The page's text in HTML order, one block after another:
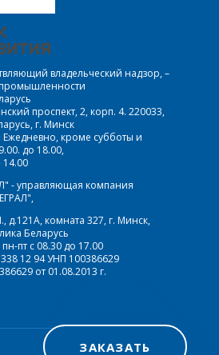
владельческий надзор, –
проспект, 2, корп. 4. 220033,
г. Минск
кроме субботы и
до 18.00,
14.00
- управляющая компания
д.121А, комната 327, г. Минск,
Беларусь
пт с 08.30 до 17.00
12 94 УНП 100386629
от 01.08.2013 г.
ЗАКАЗАТЬ